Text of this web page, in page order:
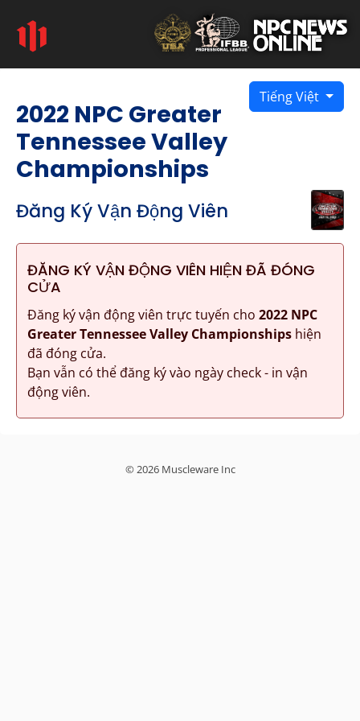
Tiếng Việt
2022 NPC Greater
Tennessee Valley
Championships
Đăng Ký Vận Động Viên
ĐĂNG KÝ VẬN ĐỘNG VIÊN HIỆN ĐÃ ĐÓNG
CỬA
Đăng ký vận động viên trực tuyến cho 2022 NPC
Greater Tennessee Valley Championshipshiện
đã đóng cửa.
Bạn vẫn có thể đăng ký vào ngày check - in vận
động viên.
© 2026 Muscleware Inc